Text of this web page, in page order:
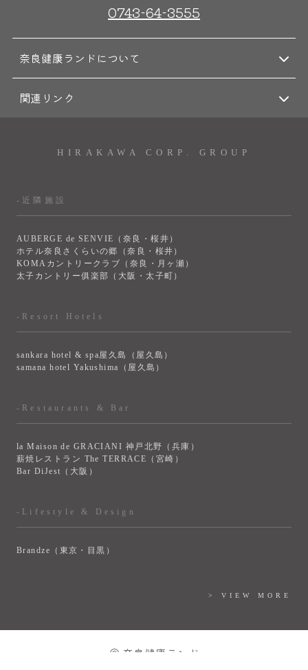
0743-64-3555
奈良健康ランドについて
関連リンク
HIRAKAWA CORP. GROUP
-近隣施設
AUBERGE de SENVIE（奈良・桜井）
ホテル奈良さくらいの郷（奈良・桜井）
KOMAカントリークラブ（奈良・月ヶ瀬）
太子カントリー俱楽部（大阪・太子町）
-Resort Hotels
sankara hotel & spa屋久島（屋久島）
samana hotel Yakushima（屋久島）
-Restaurants & Bar
la Maison de GRACIANI 神戸北野（兵庫）
薪焼レストラン The TERRACE（宮崎）
Bar DiJest（大阪）
-Lifestyle & Design
Brandze（東京・目黒）
> VIEW MORE
© 奈良健康ランド